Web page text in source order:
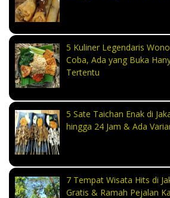
5 Kuliner Legendaris
Coba, Ada yang Buka
Tertentu
5 Sate Taichan Enak di
hingga 24 Jam & Ada
7 Tempat Wisata Hits di
Gratis & Ramah Pejalan